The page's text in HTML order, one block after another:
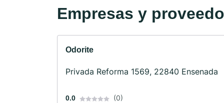
Empresas y
Odorite
Privada Reforma 1569, 22840 Ensenada
0.0 (0)